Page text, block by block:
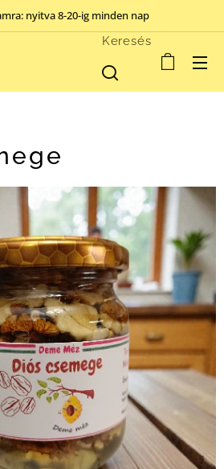
nyitva 8-20-ig minden nap
Keresés